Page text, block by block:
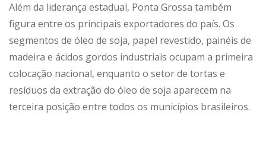
Além da liderança estadual, Ponta Grossa também
figura entre os principais exportadores do país. Os
segmentos de óleo de soja, papel revestido, painéis de
madeira e ácidos gordos industriais ocupam a primeira
colocação nacional, enquanto o setor de tortas e
resíduos da extração do óleo de soja aparecem na
terceira posição entre todos os municípios brasileiros.